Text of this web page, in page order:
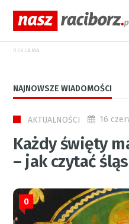
REKLAMA
NAJNOWSZE WIADOMOŚCI
AKTUALNOŚCI 16
Każdy święty
– jak czytać
0